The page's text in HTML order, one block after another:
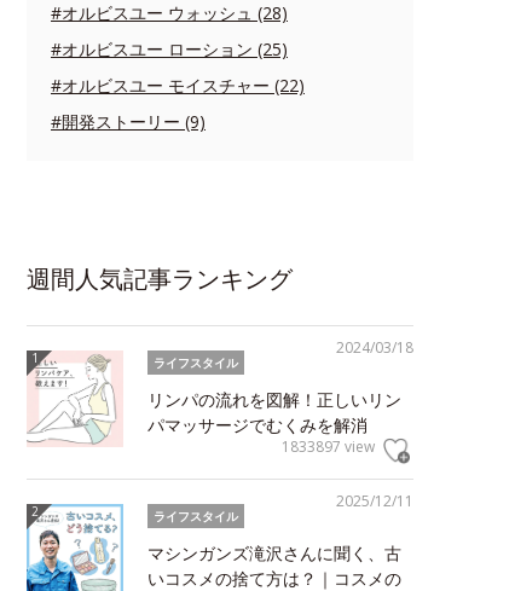
#オルビスユー ウォッシュ (28)
#オルビスユー ローション (25)
#オルビスユー モイスチャー (22)
#開発ストーリー (9)
週間人気記事ランキング
2024/03/18
ライフスタイル
リンパの流れを図解！正しいリン
パマッサージでむくみを解消
1833897 view
2025/12/11
ライフスタイル
マシンガンズ滝沢さんに聞く、古
いコスメの捨て方は？｜コスメの